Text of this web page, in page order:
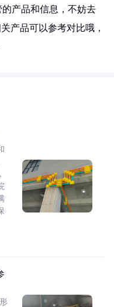
产品和信息，不妨去
产品可以参考对比哦，